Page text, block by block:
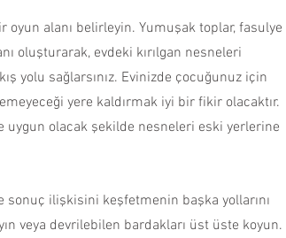
alanı belirleyin. Yumuşak toplar, fasulye
oluşturarak, evdeki kırılgan nesneleri
yolu sağlarsınız. Evinizde çocuğunuz için
yere kaldırmak iyi bir fikir olacaktır.
olacak şekilde nesneleri eski yerlerine
ilişkisini keşfetmenin başka yollarını
veya devrilebilen bardakları üst üste koyun.